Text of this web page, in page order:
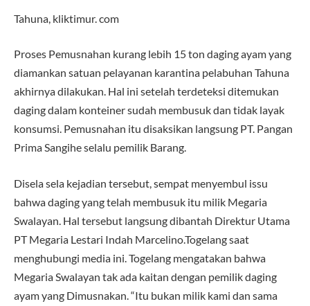
Tahuna, kliktimur. com
Proses Pemusnahan kurang lebih 15 ton daging ayam yang
diamankan satuan pelayanan karantina pelabuhan Tahuna
akhirnya dilakukan. Hal ini setelah terdeteksi ditemukan
daging dalam konteiner sudah membusuk dan tidak layak
konsumsi. Pemusnahan itu disaksikan langsung PT. Pangan
Prima Sangihe selalu pemilik Barang.
Disela sela kejadian tersebut, sempat menyembul issu
bahwa daging yang telah membusuk itu milik Megaria
Swalayan. Hal tersebut langsung dibantah Direktur Utama
PT Megaria Lestari Indah Marcelino.Togelang saat
menghubungi media ini. Togelang mengatakan bahwa
Megaria Swalayan tak ada kaitan dengan pemilik daging
ayam yang Dimusnakan. “Itu bukan milik kami dan sama